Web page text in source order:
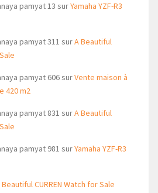
pamyat 13 surYamaha YZF-R3
pamyat 311 surA Beautiful
pamyat 606surVente maison à
420 m2
pamyat 831 surA Beautiful
pamyat 981 surYamaha YZF-R3
Beautiful CURREN Watch for Sale